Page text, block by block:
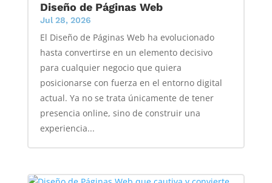
Diseño de Páginas Web
Jul 28, 2026
El Diseño de Páginas Web ha evolucionado
hasta convertirse en un elemento decisivo
para cualquier negocio que quiera
posicionarse con fuerza en el entorno digital
actual. Ya no se trata únicamente de tener
presencia online, sino de construir una
experiencia...